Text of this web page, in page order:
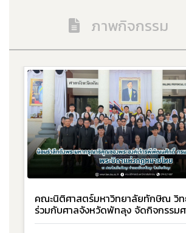
ภาพกิจกรรม
คณะนิติศาสตร์มหาวิทยาลัยทักษิณ วิ
ร่วมกับศาลจังหวัดพัทลุง จัดกิจกรรม